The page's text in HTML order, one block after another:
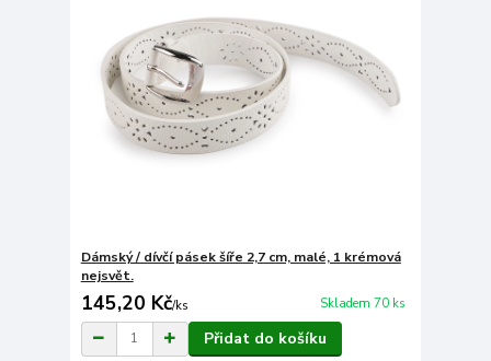
Dámský / dívčí pásek šíře 2,7 cm, malé, 1 krémová
nejsvět.
145,20 Kč/ks Skladem 70 ks
Přidat do košíku